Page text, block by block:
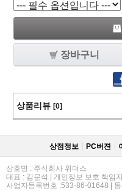
장바구니
상품리뷰 [0]
상점정보 PC버젼
상호명 : 주식회사 위더스
대표 : 김문석 | 개인정보 보호 책임
사업자등록번호 :533-86-01648 |